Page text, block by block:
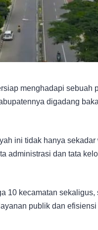
menghadapi sebuah
digadang
ini tidak hanya
administrasi dan tata
10 kecamatan
publik dan